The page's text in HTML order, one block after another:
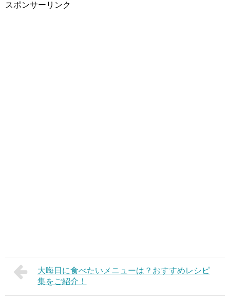
スポンサーリンク
大晦日に食べたいメニューは？おすすめレシピ
集をご紹介！